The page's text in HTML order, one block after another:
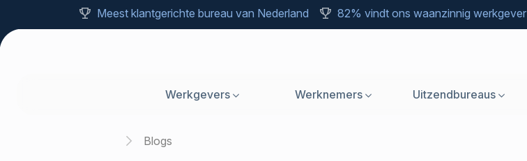
Meest klantgerichte bureau van Nederland 82% vindt ons waanzinnig werkgever
Werkgevers Werknemers Uitzendbureaus
Home Blogs